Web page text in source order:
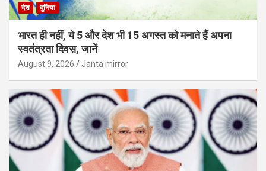
देश दुनिया
भारत ही नहीं, ये 5 और देश भी 15 अगस्त को मनाते हैं अपना
स्वतंत्रता दिवस, जानें
August 9, 2026 Janta mirror